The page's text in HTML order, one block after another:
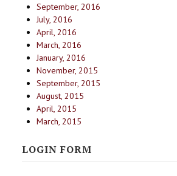
September, 2016
July, 2016
April, 2016
March, 2016
January, 2016
November, 2015
September, 2015
August, 2015
April, 2015
March, 2015
LOGIN FORM